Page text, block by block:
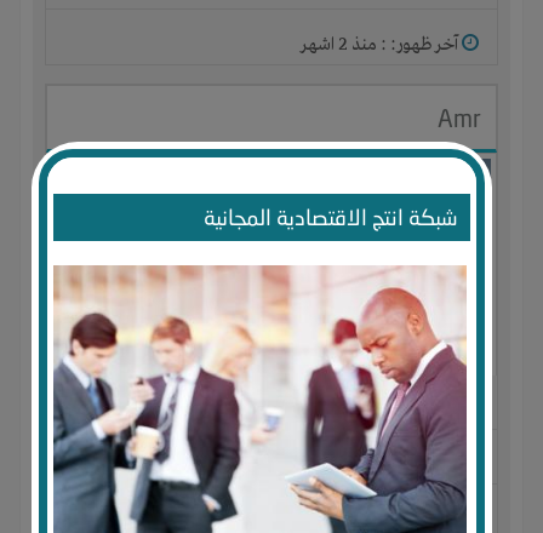
شبكة انتج الاقتصادية المجانية
آخر ظهور: : منذ 2 اشهر
Amr
الجنس : ذكر
لديـه : المال-الخبرات-الوقت
المكان :مصر-الإسكندرية ميامى